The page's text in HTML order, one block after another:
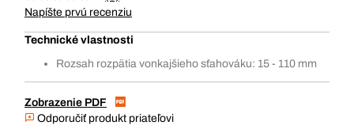
Napíšte prvú recenziu
Technické vlastnosti
Rozsah rozpätia vonkajšieho sťahováku: 15 - 110 mm
Zobrazenie PDF
Odporučiť produkt priateľovi